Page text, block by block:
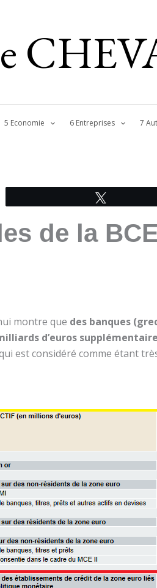
5 Economie 6 Entreprises 7
de la
montre que des banques
d’euros
est considéré comme étant